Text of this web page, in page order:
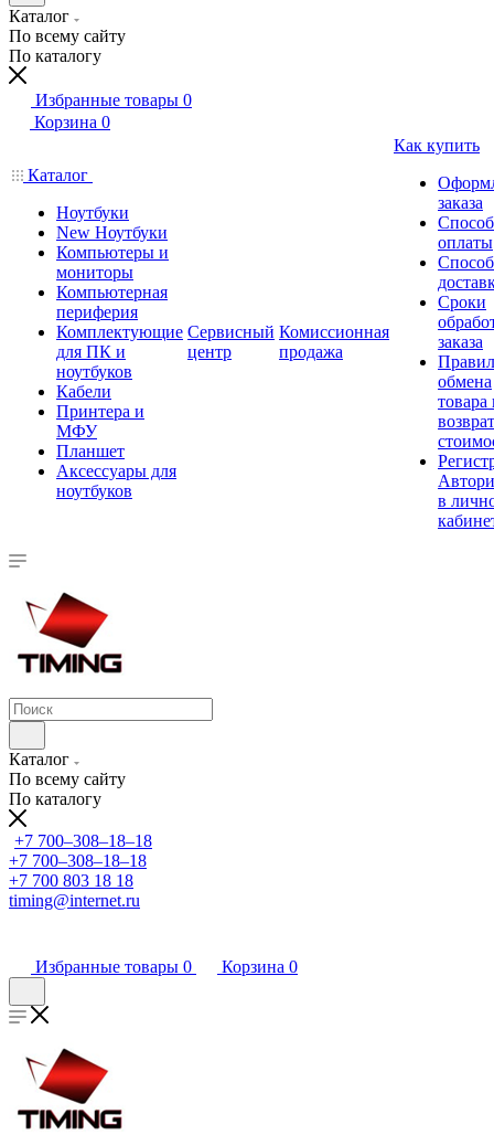
Каталог
По всему сайту
По каталогу
Избранные товары 0
Корзина 0
Каталог
Ноутбуки
New Ноутбуки
Компьютеры и
мониторы
Компьютерная
периферия
Комплектующие
для ПК и
ноутбуков
Кабели
Принтера и
МФУ
Планшет
Аксессуары для
ноутбуков
Сервисный
центр
Комиссионная
продажа
Как купить
заказа
оплаты
Сроки
заказа
обмена
товара
в
Каталог
По всему сайту
По каталогу
+7 700‒308‒18‒18
+7 700‒308‒18‒18
+7 700 803 18 18
timing@internet.ru
Избранные товары 0 Корзина 0